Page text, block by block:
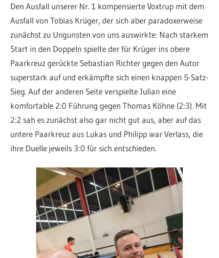
Den Ausfall unserer Nr. 1 kompensierte Voxtrup mit dem
Ausfall von Tobias Krüger, der sich aber paradoxerweise
zunächst zu Ungunsten von uns auswirkte: Nach starkem
Start in den Doppeln spielte der für Krüger ins obere
Paarkreuz gerückte Sebastian Richter gegen den Autor
superstark auf und erkämpfte sich einen knappen 5-Satz-
Sieg. Auf der anderen Seite verspielte Julian eine
komfortable 2:0 Führung gegen Thomas Köhne (2:3). Mit
2:2 sah es zunächst also gar nicht gut aus, aber auf das
untere Paarkreuz aus Lukas und Philipp war Verlass, die
ihre Duelle jeweils 3:0 für sich entschieden.